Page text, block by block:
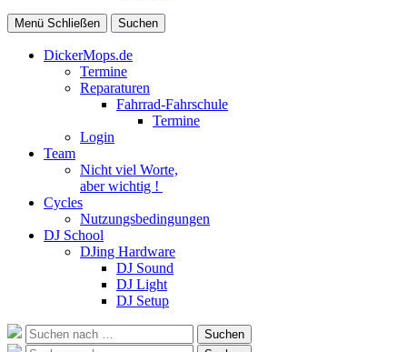
Menü Schließen Suchen
DickerMops.de
Termine
Reparaturen
Fahrrad-Fahrschule
Termine
Login
Team
Nicht viel Worte,
aber wichtig !
Cycles
Nutzungsbedingungen
DJ School
DJing Hardware
DJ Sound
DJ Light
DJ Setup
Suche
nach:
Suchen